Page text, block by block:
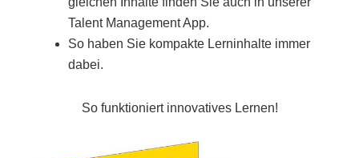
Talent Management App.
So haben Sie kompakte Lerninhalte immer
dabei.
So funktioniert innovatives Lernen!